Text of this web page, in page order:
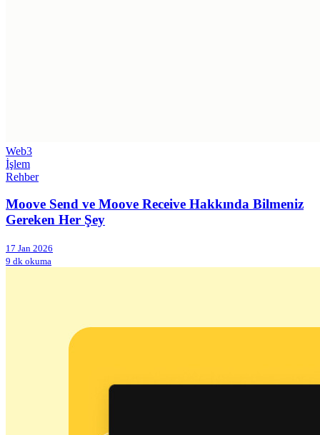
Web3
İşlem
Rehber
Moove Send ve Moove Receive Hakkında Bilmeniz
Gereken Her Şey
17 Jan 2026
9 dk okuma